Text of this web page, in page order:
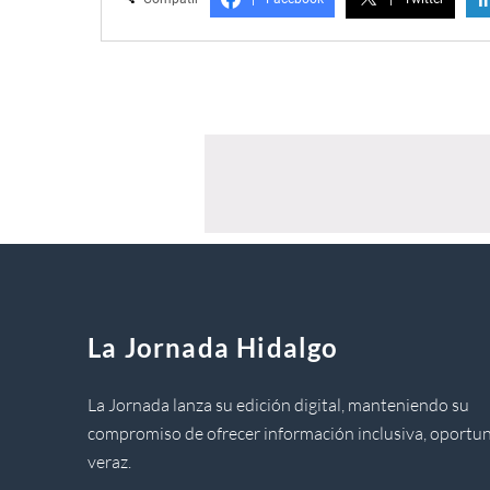
La Jornada Hidalgo
La Jornada lanza su edición digital, manteniendo su
compromiso de ofrecer información inclusiva,
veraz.